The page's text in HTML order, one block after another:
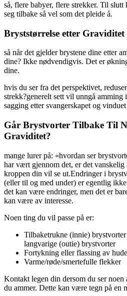
så, flere babyer, flere strekker. Til
seg tilbake så vel som det pleide å.
Bryststørrelse etter
så når det gjelder brystene dine etter
dine? Ikke nødvendigvis. Det er
dine.
hvis du ser fra det perspektivet,
strekk?generelt sett vil unngå
sagging etter svangerskapet og
Går Brystvorter Tilbake Til
Graviditet?
mange lurer på: «hvordan ser
har vært gjennom det, er det vanskelig
kroppen din vil se ut.Endringer i
(eller til og med under) er egentlig
det kan være endringer, men det er
kan være av interesse.
Noen ting du vil passe på er:
Tilbaketrukne (innie)
langvarige (outie) brystvorter
Fortykning eller flassing av
Varme/røde/smertefulle flekker
Kontakt legen din dersom du ser noen
du ammer. Dette kan være tegn på en